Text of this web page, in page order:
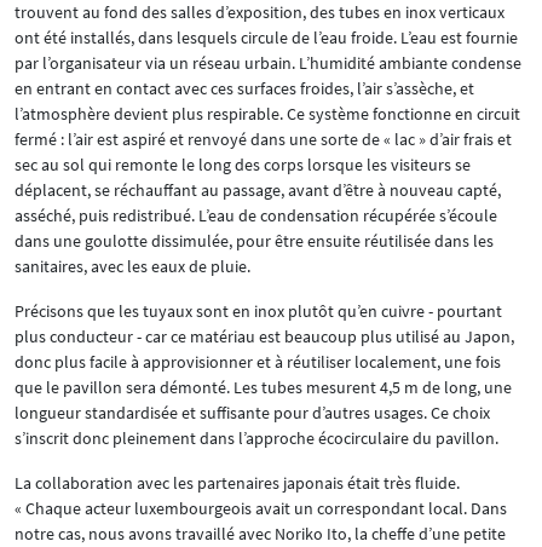
trouvent au fond des salles d’exposition, des tubes en inox verticaux
ont été installés, dans lesquels circule de l’eau froide. L’eau est fournie
par l’organisateur via un réseau urbain. L’humidité ambiante condense
en entrant en contact avec ces surfaces froides, l’air s’assèche, et
l’atmosphère devient plus respirable. Ce système fonctionne en circuit
fermé : l’air est aspiré et renvoyé dans une sorte de « lac » d’air frais et
sec au sol qui remonte le long des corps lorsque les visiteurs se
déplacent, se réchauffant au passage, avant d’être à nouveau capté,
asséché, puis redistribué. L’eau de condensation récupérée s’écoule
dans une goulotte dissimulée, pour être ensuite réutilisée dans les
sanitaires, avec les eaux de pluie.
Précisons que les tuyaux sont en inox plutôt qu’en cuivre - pourtant
plus conducteur - car ce matériau est beaucoup plus utilisé au Japon,
donc plus facile à approvisionner et à réutiliser localement, une fois
que le pavillon sera démonté. Les tubes mesurent 4,5 m de long, une
longueur standardisée et suffisante pour d’autres usages. Ce choix
s’inscrit donc pleinement dans l’approche écocirculaire du pavillon.
La collaboration avec les partenaires japonais était très fluide.
« Chaque acteur luxembourgeois avait un correspondant local. Dans
notre cas, nous avons travaillé avec Noriko Ito, la cheffe d’une petite